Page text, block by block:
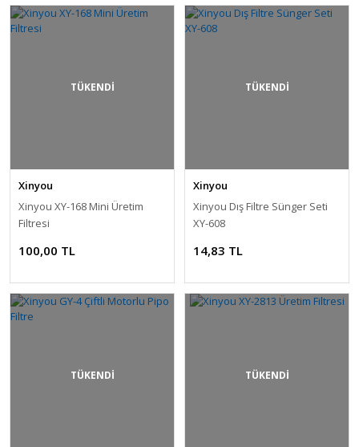
TÜKENDİ
Xinyou
Xinyou XY-168 Mini Üretim
Filtresi
100,00 TL
TÜKENDİ
Xinyou
Xinyou Dış Filtre Sünger Seti
XY-608
14,83 TL
TÜKENDİ TÜKENDİ